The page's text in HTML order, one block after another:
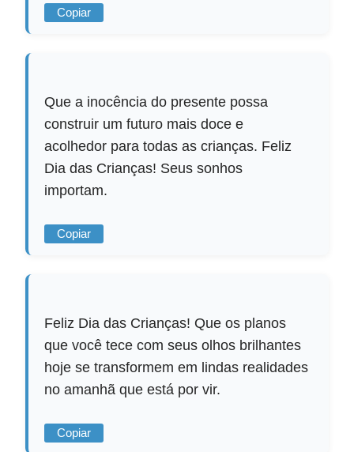
Copiar
Que a inocência do presente possa
construir um futuro mais doce e
acolhedor para todas as crianças. Feliz
Dia das Crianças! Seus sonhos
importam.
Copiar
Feliz Dia das Crianças! Que os planos
que você tece com seus olhos brilhantes
hoje se transformem em lindas realidades
no amanhã que está por vir.
Copiar